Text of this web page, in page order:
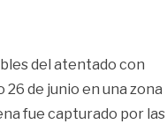
del atentado con
de junio en una zona
fue capturado por las